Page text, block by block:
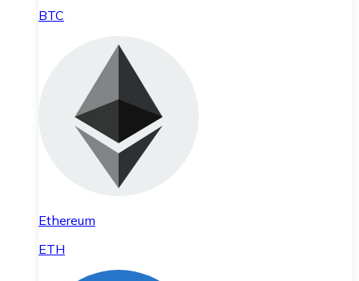
BTC
Ethereum
ETH